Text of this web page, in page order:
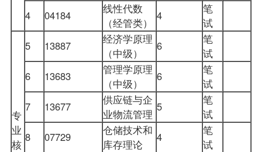
4
04184
线性代数
（经管类）
4
笔
试
专
业
核
5 13887
经济学原理
（中级）
6
笔
试
6
13683
管理学原理
（中级）
6
笔
试
7
13677
供应链与企
业物流管理
5
笔
试
8
07729
仓储技术和
库存理论
4
笔
试